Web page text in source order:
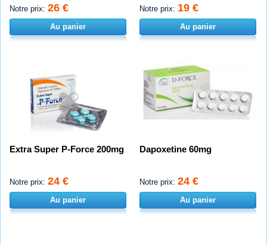
Notre prix: 26 €
Au panier
Notre prix: 19 €
Au panier
Extra Super P-Force 200mg
Notre prix: 24 €
Au panier
Dapoxetine 60mg
Notre prix: 24 €
Au panier